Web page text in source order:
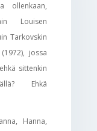
ollenkaan,
Louisen
Tarkovskin
jossa
sittenkin
Ehkä
Hanna,